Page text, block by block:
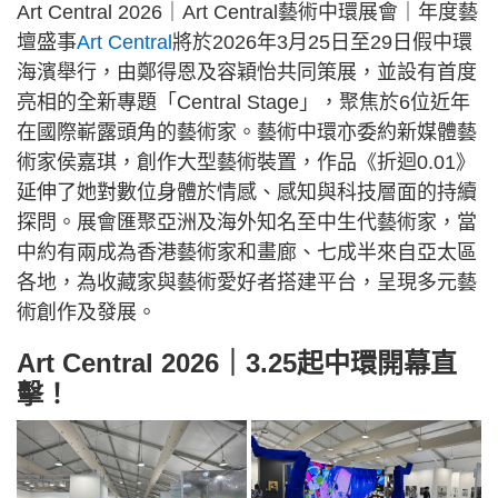
Art Central 2026｜Art Central藝術中環展會｜年度藝
壇盛事Art Central 將於2026年3月25日至29日假中環
海濱舉行，由鄭得恩及容穎怡共同策展，並設有首度
亮相的全新專題「Central Stage」，聚焦於6位近年
在國際嶄露頭角的藝術家。藝術中環亦委約新媒體藝
術家侯嘉琪，創作大型藝術裝置，作品《折迴0.01》
延伸了她對數位身體於情感、感知與科技層面的持續
探問。展會匯聚亞洲及海外知名至中生代藝術家，當
中約有兩成為香港藝術家和畫廊、七成半來自亞太區
各地，為收藏家與藝術愛好者搭建平台，呈現多元藝
術創作及發展。
Art Central 2026｜3.25起中環開幕直
擊！